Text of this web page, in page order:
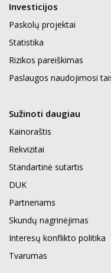
Investicijos
Paskolų projektai
Statistika
Rizikos pareiškimas
Paslaugos naudojimosi
Sužinoti daugiau
Kainoraštis
Rekvizitai
Standartinė sutartis
DUK
Partneriams
Skundų nagrinėjimas
Interesų konflikto politika
Tvarumas